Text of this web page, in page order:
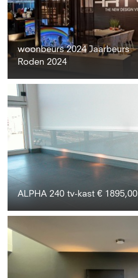
woonbeurs 2024 Jaarbeurs
Roden 2024
ALPHA 240 tv-kast € 1895,00